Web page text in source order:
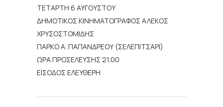
ΤΕΤΑΡΤΗ 6 ΑΥΓΟΥΣΤΟΥ
ΔΗΜΟΤΙΚΟΣ ΚΙΝΗΜΑΤΟΓΡΑΦΟΣ ΑΛΕΚΟΣ
ΧΡΥΣΟΣΤΟΜΙΔΗΣ
ΠΑΡΚΟ Α. ΠΑΠΑΝΔΡΕΟΥ (ΣΕΛΕΠΙΤΣΑΡΙ)
ΩΡΑ ΠΡΟΣΕΛΕΥΣΗΣ 21.00
ΕΙΣΟΔΟΣ ΕΛΕΥΘΕΡΗ